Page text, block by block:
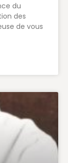
du
des
de vous